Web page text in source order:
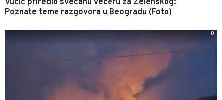
Vučić priredio svečanu večeru za Zelenskog:
Poznate teme razgovora u Beogradu (Foto)
0